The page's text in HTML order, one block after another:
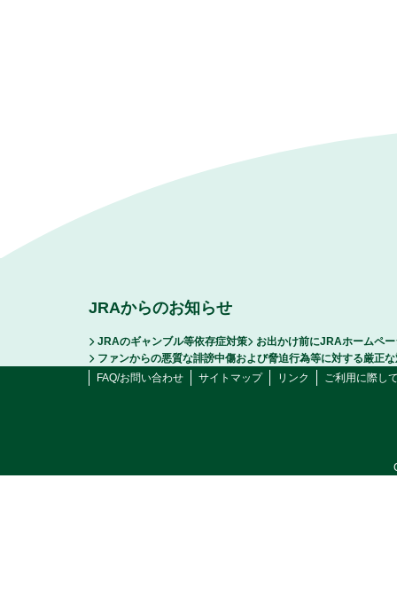
JRAからのお知らせ
JRAのギャンブル等依存症対策
お出かけ前にJRAホームペ
ファンからの悪質な誹謗中傷および脅迫行為等に対する厳正
FAQ/お問い合わせ
サイトマップ リンク ご利用に際し